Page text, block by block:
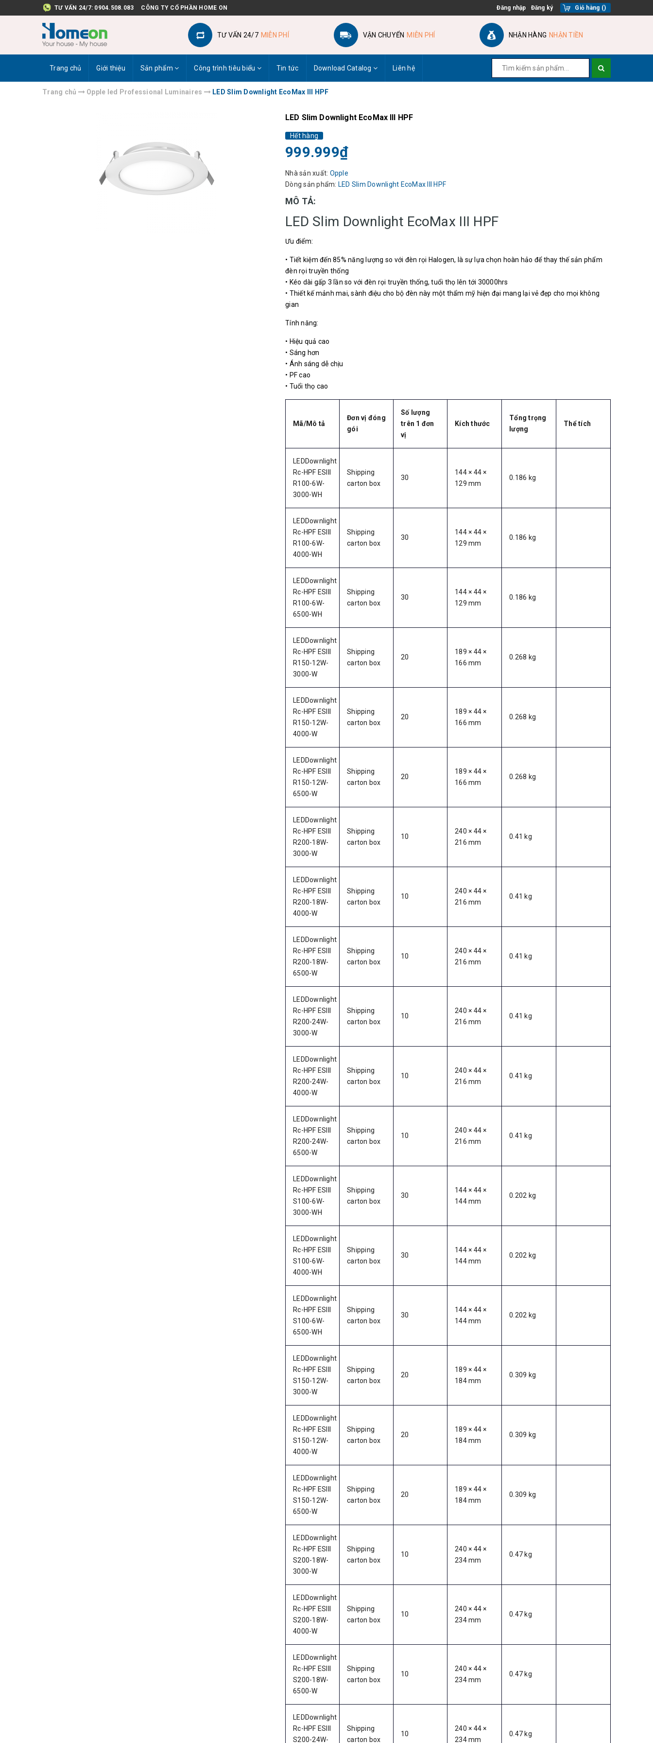
TƯ VẤN 24/7: 0904.508.083 CÔNG TY CỔ PHẦN HOME ON Đăng nhập Đăng ký Giỏ hàng ()
TƯ VẤN 24/7 MIỄN PHÍ VẬN CHUYỂN MIỄN PHÍ NHẬN HÀNG NHẬN TIỀN
Trang chủ Giới thiệu Sản phẩm Công trình tiêu biểu Tin tức Download Catalog Liên hệ
Trang chủ Opple led Professional Luminaires LED Slim Downlight EcoMax III HPF
LED Slim Downlight EcoMax III HPF
Hết hàng
999.999₫
Nhà sản xuất: Opple
Dòng sản phẩm: LED Slim Downlight EcoMax III HPF
MÔ TẢ:
LED Slim Downlight EcoMax III HPF
Ưu điểm:
• Tiết kiệm đến 85% năng lượng so với đèn rọi Halogen, là sự lựa chọn hoàn hảo để thay thế sản phẩm
đèn rọi truyền thống
• Kéo dài gấp 3 lần so với đèn rọi truyền thống, tuổi thọ lên tới 30000hrs
• Thiết kế mảnh mai, sành điệu cho bộ đèn này một thẩm mỹ hiện đại mang lại vẻ đẹp cho mọi không
gian
Tính năng:
• Hiệu quả cao
• Sáng hơn
• Ánh sáng dễ chịu
• PF cao
• Tuổi thọ cao
Mã/Mô tả
Đơn vị đóng
gói
Số lượng
trên 1 đơn
vị
Kích thước
Tổng trọng
lượng
Thể tích
LEDDownlight
Rc-HPF ESIII
R100-6W-
3000-WH
Shipping
carton box
30
144 × 44 ×
129 mm
0.186 kg
LEDDownlight
Rc-HPF ESIII
R100-6W-
4000-WH
Shipping
carton box
30
144 × 44 ×
129 mm
0.186 kg
LEDDownlight
Rc-HPF ESIII
R100-6W-
6500-WH
Shipping
carton box
30
144 × 44 ×
129 mm
0.186 kg
LEDDownlight
Rc-HPF ESIII
R150-12W-
3000-W
Shipping
carton box
20
189 × 44 ×
166 mm
0.268 kg
LEDDownlight
Rc-HPF ESIII
R150-12W-
4000-W
Shipping
carton box
20
189 × 44 ×
166 mm
0.268 kg
LEDDownlight
Rc-HPF ESIII
R150-12W-
6500-W
Shipping
carton box
20
189 × 44 ×
166 mm
0.268 kg
LEDDownlight
Rc-HPF ESIII
R200-18W-
3000-W
Shipping
carton box
10
240 × 44 ×
216 mm
0.41 kg
LEDDownlight
Rc-HPF ESIII
R200-18W-
4000-W
Shipping
carton box
10
240 × 44 ×
216 mm
0.41 kg
LEDDownlight
Rc-HPF ESIII
R200-18W-
6500-W
Shipping
carton box
10
240 × 44 ×
216 mm
0.41 kg
LEDDownlight
Rc-HPF ESIII
R200-24W-
3000-W
Shipping
carton box
10
240 × 44 ×
216 mm
0.41 kg
LEDDownlight
Rc-HPF ESIII
R200-24W-
4000-W
Shipping
carton box
10
240 × 44 ×
216 mm
0.41 kg
LEDDownlight
Rc-HPF ESIII
R200-24W-
6500-W
Shipping
carton box
10
240 × 44 ×
216 mm
0.41 kg
LEDDownlight
Rc-HPF ESIII
S100-6W-
3000-WH
Shipping
carton box
30
144 × 44 ×
144 mm
0.202 kg
LEDDownlight
Rc-HPF ESIII
S100-6W-
4000-WH
Shipping
carton box
30
144 × 44 ×
144 mm
0.202 kg
LEDDownlight
Rc-HPF ESIII
S100-6W-
6500-WH
Shipping
carton box
30
144 × 44 ×
144 mm
0.202 kg
LEDDownlight
Rc-HPF ESIII
S150-12W-
3000-W
Shipping
carton box
20
189 × 44 ×
184 mm
0.309 kg
LEDDownlight
Rc-HPF ESIII
S150-12W-
4000-W
Shipping
carton box
20
189 × 44 ×
184 mm
0.309 kg
LEDDownlight
Rc-HPF ESIII
S150-12W-
6500-W
Shipping
carton box
20
189 × 44 ×
184 mm
0.309 kg
LEDDownlight
Rc-HPF ESIII
S200-18W-
3000-W
Shipping
carton box
10
240 × 44 ×
234 mm
0.47 kg
LEDDownlight
Rc-HPF ESIII
S200-18W-
4000-W
Shipping
carton box
10
240 × 44 ×
234 mm
0.47 kg
LEDDownlight
Rc-HPF ESIII
S200-18W-
6500-W
Shipping
carton box
10
240 × 44 ×
234 mm
0.47 kg
LEDDownlight
Rc-HPF ESIII
S200-24W-
Shipping
carton box
10
240 × 44 ×
234 mm
0.47 kg